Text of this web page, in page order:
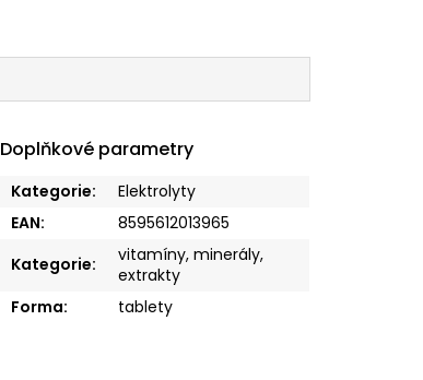
Doplňkové parametry
Kategorie:
Elektrolyty
EAN:
8595612013965
Kategorie:
vitamíny, minerály,
extrakty
Forma: tablety